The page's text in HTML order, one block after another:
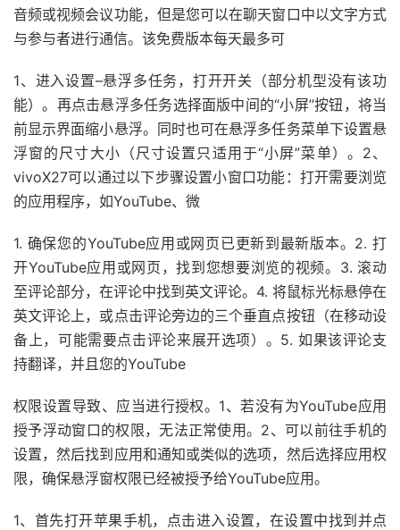
音频或视频会议功能，但是您可以在聊天窗口中以文字方式
与参与者进行通信。该免费版本每天最多可
1、进入设置–悬浮多任务，打开开关（部分机型没有该功
能）。再点击悬浮多任务选择面版中间的“小屏”按钮，将当
前显示界面缩小悬浮。同时也可在悬浮多任务菜单下设置悬
浮窗的尺寸大小（尺寸设置只适用于“小屏”菜单）。2、
vivoX27可以通过以下步骤设置小窗口功能：打开需要浏览
的应用程序，如YouTube、微
1. 确保您的YouTube应用或网页已更新到最新版本。2. 打
开YouTube应用或网页，找到您想要浏览的视频。3. 滚动
至评论部分，在评论中找到英文评论。4. 将鼠标光标悬停在
英文评论上，或点击评论旁边的三个垂直点按钮（在移动设
备上，可能需要点击评论来展开选项）。5. 如果该评论支
持翻译，并且您的YouTube
权限设置导致、应当进行授权。1、若没有为YouTube应用
授予浮动窗口的权限，无法正常使用。2、可以前往手机的
设置，然后找到应用和通知或类似的选项，然后选择应用权
限，确保悬浮窗权限已经被授予给YouTube应用。
1、首先打开苹果手机，点击进入设置，在设置中找到并点